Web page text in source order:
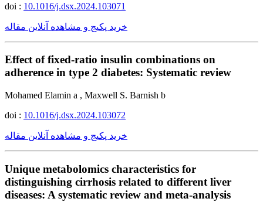
doi : 10.1016/j.dsx.2024.103071
خرید پکیج و مشاهده آنلاین مقاله
Effect of fixed-ratio insulin combinations on
adherence in type 2 diabetes: Systematic review
Mohamed Elamin a , Maxwell S. Barnish b
doi : 10.1016/j.dsx.2024.103072
خرید پکیج و مشاهده آنلاین مقاله
Unique metabolomics characteristics for
distinguishing cirrhosis related to different liver
diseases: A systematic review and meta-analysis